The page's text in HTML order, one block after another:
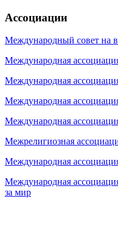
Ассоциации
Международный совет на
Международная
Международная
Международная
Международная
Межрелигиозная
Международная
Международная
за мир